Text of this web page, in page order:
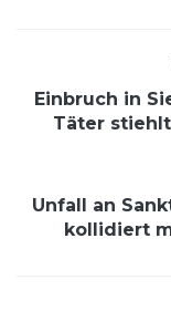
Einbruch in
Täter
Unfall an
kollidiert